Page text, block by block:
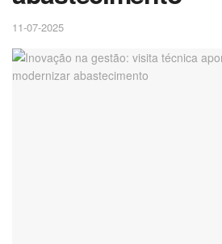
11-07-2025